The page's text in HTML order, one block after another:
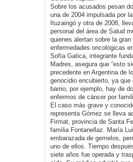
Sobre los acusados pesan
una de 2004 impulsada por
Ituzaingó y otra de 2008,
personal del área de Salud
quienes alertan sobre la
enfermedades oncológicas
Sofía Gatica, integrante
Madres, asegura que “esto
precedente en Argentina de
genocidio encubierto, ya que
barrio, por ejemplo, hay de
enfermos de cáncer por
El caso más grave y
representa Gómez se lleva
Firmat, provincia de Santa
familia Fontanellaz. María
embarazada de gemelos,
uno de ellos. Tiempo
siete años fue operada y